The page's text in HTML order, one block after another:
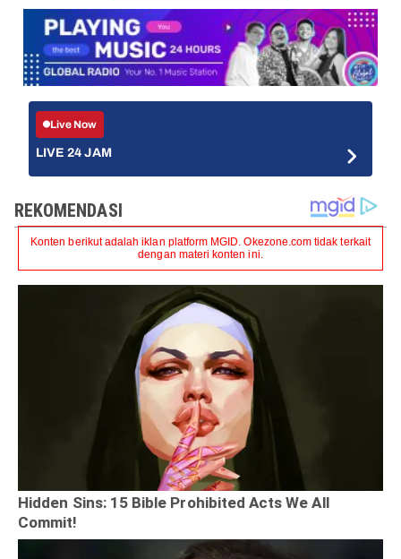
Live Now
LIVE 24 JAM